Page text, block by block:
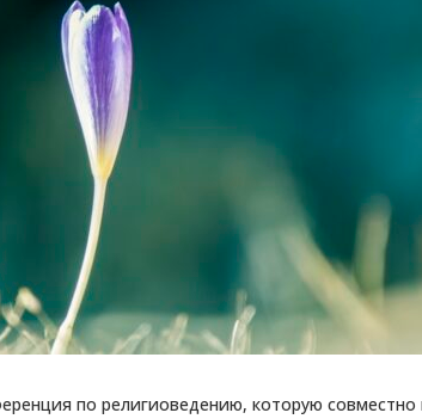
по религиоведению, которую